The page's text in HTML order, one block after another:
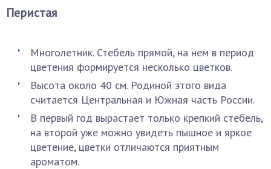
Перистая
Многолетник. Стебель прямой, на нем в период
цветения формируется несколько цветков.
Высота около 40 см. Родиной этого вида
считается Центральная и Южная часть России.
В первый год вырастает только крепкий стебель,
на второй уже можно увидеть пышное и яркое
цветение, цветки отличаются приятным
ароматом.